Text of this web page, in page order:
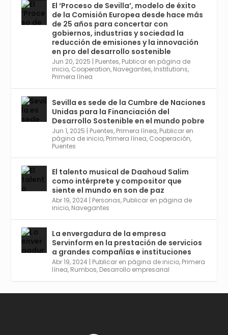
Avata
r
Sevilla World @worldsevilla ·
21 May 2024
Conoce a @mvbim, la empresa sevillana
que ha sido pionera en España en el uso de
la tecnología BIM para digitalizar e
industrializar la arquitectura y la
construcción. Ver su dimensión
internacional en el reportaje de
@juanluispavon1 en @elCorreoWeb :
https://tinyurl.com/yfa2h55p
2 6 Twitter
Avata
Sevilla World @worldsevilla ·
30 Abr 2024
Aprovéchalo si vives en Sevilla capital o
provincia. Curso gratuito en Internet de las
Cosas, Inteligencia Artificial y Smart Cities
plazo acaba el 2 de mayo. Dota de gran
empleabilidad. Ver y enlace a inscripción:
https://tinyurl.com/yu5xhwjr
El ‘Proceso de Sevilla’, modelo de éxito
de la Comisión Europea desde hace más
de 25 años para concertar con
gobiernos, industrias y sociedad la
reducción de emisiones y la innovación
en pro del desarrollo sostenible
Jun 20, 2025 | Puentes, Publicar en página de
inicio, Cooperation, Navegantes, Institutions,
Primera línea
Sevilla es sede de la Cumbre de Naciones
Unidas para la Financiación del
Desarrollo Sostenible en el mundo pobre
Jun 1, 2025 | Puentes, Primera línea, Publicar en
página de inicio, Primera línea, Cooperación,
Puentes
El talento musical de Daahoud Salim
como intérprete y compositor que
siente el mundo en son de paz
Abr 19, 2024 | Personas, Publicar en página de
inicio, Navegantes
La envergadura de la empresa
Servinform en la prestación de servicios
a grandes compañías e instituciones
Abr 19, 2024 | Publicar en página de inicio, Primera
línea, Rumbos, Desarrollo empresarial